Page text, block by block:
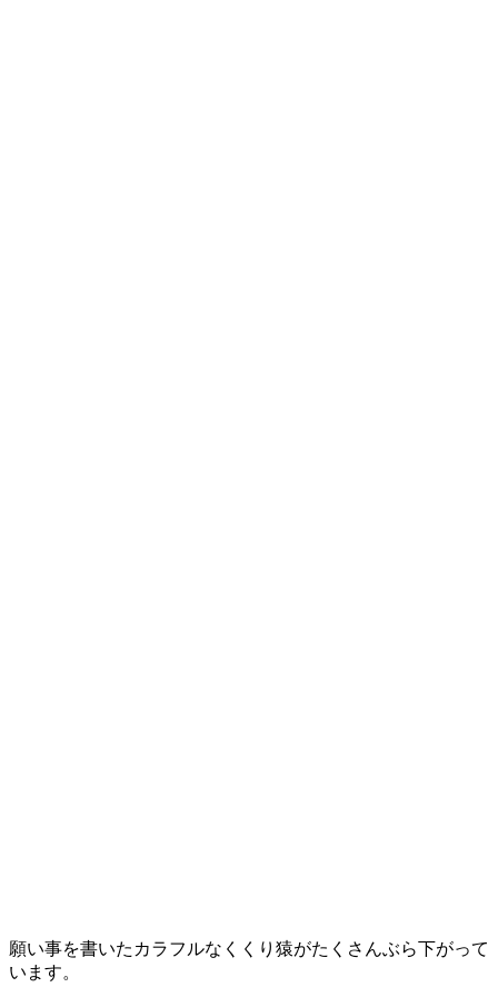
願い事を書いたカラフルなくくり猿がたくさんぶら下がって
います。